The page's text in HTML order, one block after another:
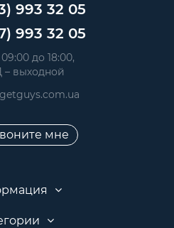
993 32 05
993 32 05
до 18:00,
– выходной
мне